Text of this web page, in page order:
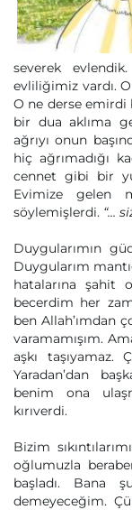
severek
evliliğimiz vardı.
O ne derse emirdi
bir dua aklıma
ağrıyı onun
hiç ağrımadığı
cennet gibi bir
Evimize gelen
söylemişlerdi. “…
Duygularımın
Duygularım
hatalarına şahit
becerdim her
ben Allah’ımdan
varamamışım.
aşkı
Yaradan’dan
benim ona
kırıverdi.
Bizim
oğlumuzla
başladı. Bana
demeyeceğim.